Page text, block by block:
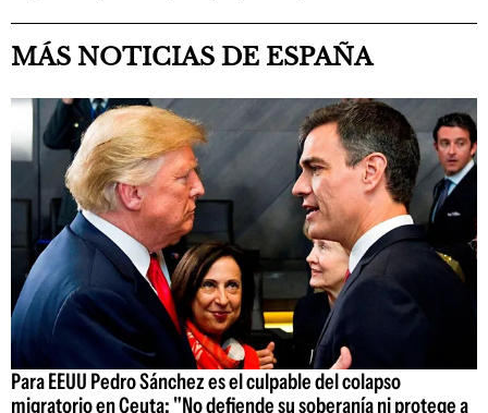
MÁS NOTICIAS DE ESPAÑA
Para EEUU Pedro Sánchez es el culpable del colapso
migratorio en Ceuta: "No defiende su soberanía ni protege a